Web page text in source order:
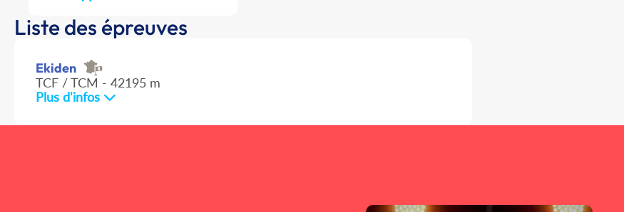
Liste des épreuves
Ekiden
TCF / TCM - 42195 m
Plus d'infos